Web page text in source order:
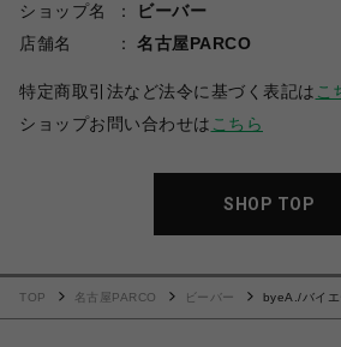
ショップ名
ビーバー
店舗名
名古屋PARCO
特定商取引法など法令に基づく表記は こ
ショップお問い合わせは こちら
SHOP TOP
TOP 名古屋PARCO ビーバー byeA./バイ